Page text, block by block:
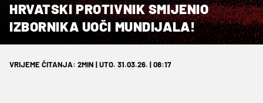
HRVATSKI PROTIVNIK SMIJENIO
IZBORNIKA UOČI MUNDIJALA!
VRIJEME ČITANJA: 2MIN | UTO. 31.03.26. | 08:17